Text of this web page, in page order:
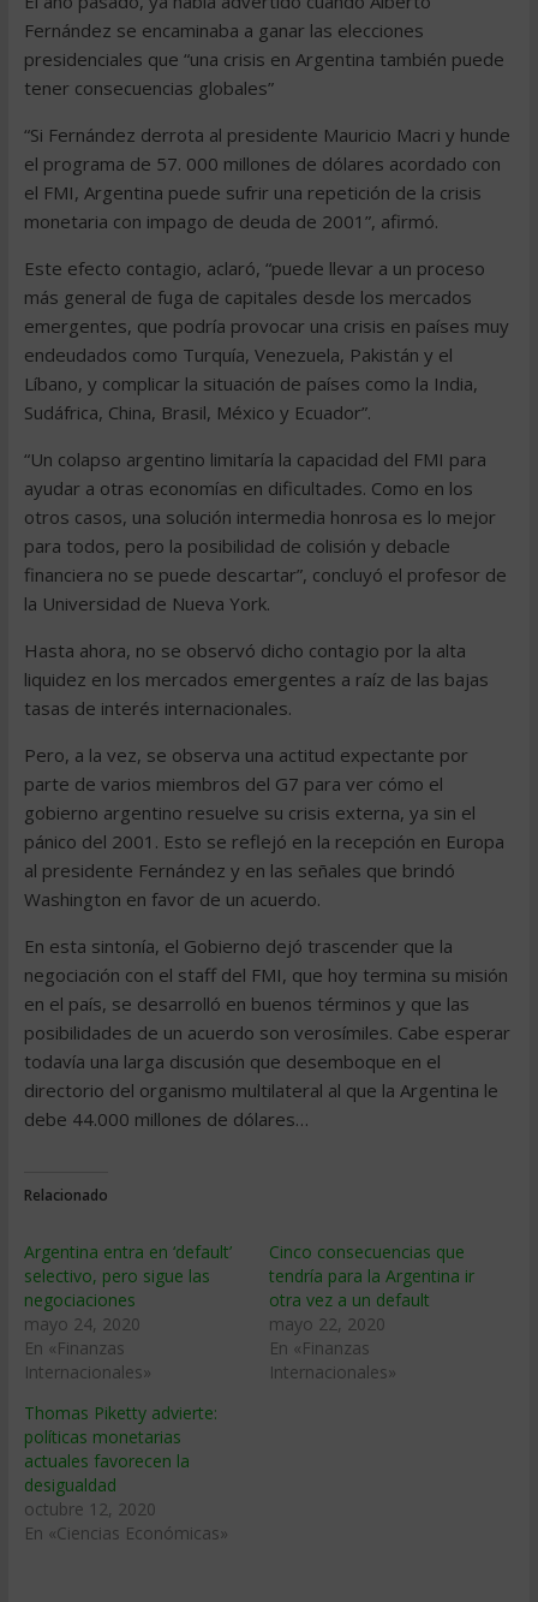
Fernández se encaminaba a ganar las elecciones
presidenciales que “una crisis en Argentina también puede
tener consecuencias globales”
“Si Fernández derrota al presidente Mauricio Macri y hunde
el programa de 57. 000 millones de dólares acordado con
el FMI, Argentina puede sufrir una repetición de la crisis
monetaria con impago de deuda de 2001”, afirmó.
Este efecto contagio, aclaró, “puede llevar a un proceso
más general de fuga de capitales desde los mercados
emergentes, que podría provocar una crisis en países muy
endeudados como Turquía, Venezuela, Pakistán y el
Líbano, y complicar la situación de países como la India,
Sudáfrica, China, Brasil, México y Ecuador”.
“Un colapso argentino limitaría la capacidad del FMI para
ayudar a otras economías en dificultades. Como en los
otros casos, una solución intermedia honrosa es lo mejor
para todos, pero la posibilidad de colisión y debacle
financiera no se puede descartar”, concluyó el profesor de
la Universidad de Nueva York.
Hasta ahora, no se observó dicho contagio por la alta
liquidez en los mercados emergentes a raíz de las bajas
tasas de interés internacionales.
Pero, a la vez, se observa una actitud expectante por
parte de varios miembros del G7 para ver cómo el
gobierno argentino resuelve su crisis externa, ya sin el
pánico del 2001. Esto se reflejó en la recepción en Europa
al presidente Fernández y en las señales que brindó
Washington en favor de un acuerdo.
En esta sintonía, el Gobierno dejó trascender que la
negociación con el staff del FMI, que hoy termina su misión
en el país, se desarrolló en buenos términos y que las
posibilidades de un acuerdo son verosímiles. Cabe esperar
todavía una larga discusión que desemboque en el
directorio del organismo multilateral al que la Argentina le
debe 44.000 millones de dólares…
Relacionado
Argentina entra en ‘default’
selectivo, pero sigue las
negociaciones
mayo 24, 2020
En «Finanzas
Internacionales»
Cinco consecuencias que
tendría para la Argentina ir
otra vez a un default
mayo 22, 2020
En «Finanzas
Internacionales»
Thomas Piketty advierte:
políticas monetarias
actuales favorecen la
desigualdad
octubre 12, 2020
En «Ciencias Económicas»